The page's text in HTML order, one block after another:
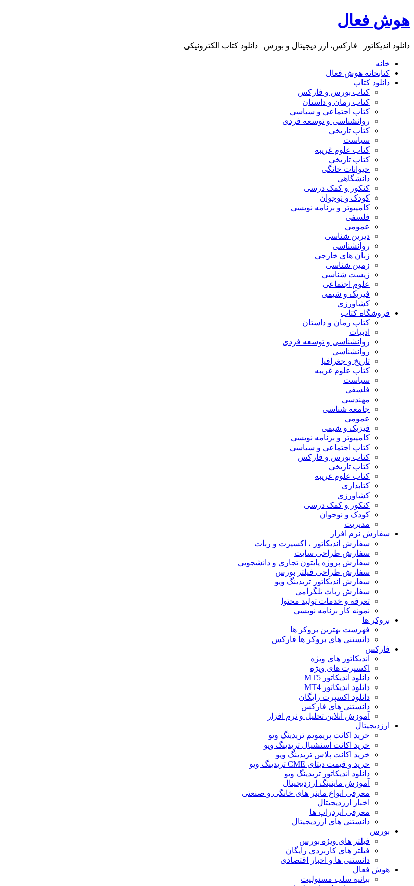
هوش فعال
دانلود اندیکاتور | فارکس، ارز دیجیتال و بورس | دانلود کتاب الکترونیکی
خانه
کتابخانه هوش فعال
دانلود کتاب
کتاب بورس و فارکس
کتاب رمان و داستان
کتاب اجتماعی و سیاسی
روانشناسی و توسعه فردی
کتاب تاریخی
سیاست
کتاب علوم غریبه
کتاب تاریخی
حیوانات خانگی
دانشگاهی
کنکور و کمک‌ درسی
کودک و نوجوان
کامپیوتر و برنامه نویسی
فلسفی
عمومی
دیرین شناسی
روانشناسی
زبان های خارجی
زمین شناسی
زیست شناسی
علوم اجتماعی
فیزیک و شیمی
کشاورزی
فروشگاه کتاب
کتاب رمان و داستان
ادبیات
روانشناسی و توسعه فردی
روانشناسی
تاریخ و جغرافیا
کتاب علوم غریبه
سیاست
فلسفی
مهندسی
جامعه شناسی
عمومی
فیزیک و شیمی
کامپیوتر و برنامه نویسی
کتاب اجتماعی و سیاسی
کتاب بورس و فارکس
کتاب تاریخی
کتاب علوم غریبه
کتابداری
کشاورزی
کنکور و کمک‌ درسی
کودک و نوجوان
مدیریت
سفارش نرم افزار
سفارش اندیکاتور ، اکسپرت و ربات
سفارش طراحی سایت
سفارش پروژه پایتون تجاری و دانشجویی
سفارش طراحی فیلتر بورس
سفارش اندیکاتور تریدینگ ویو
سفارش ربات تلگرامی
تعرفه و خدمات تولید محتوا
نمونه کار برنامه نویسی
بروکر ها
فهرست بهترین بروکر ها
دانستنی های بروکر ها فارکس
فارکس
اندیکاتور های ویژه
اکسپرت های ویژه
دانلود اندیکاتور MT5
دانلود اندیکاتور MT4
دانلود اکسپرت رایگان
دانستنی های فارکس
آموزش آنلاین تحلیل و نرم افزار
ارزدیجیتال
خرید اکانت پریمویم تریدینگ ویو
خرید اکانت اسنشیال تریدینگ ویو
خرید اکانت پلاس تریدینگ ویو
خرید و قیمت دیتای CME تریدینگ ویو
دانلود اندیکاتور تریدینگ ویو
آموزش ماینینگ ارزدیجیتال
معرفی انواع ماینر های خانگی و صنعتی
اخبار ارزدیجیتال
معرفی ایردراپ ها
دانستنی های ارزدیجیتال
بورس
فیلتر های ویژه بورس
فیلتر های کاربردی رایگان
دانستنی ها و اخبار اقتصادی
هوش فعال
بیانیه سلب مسئولیت